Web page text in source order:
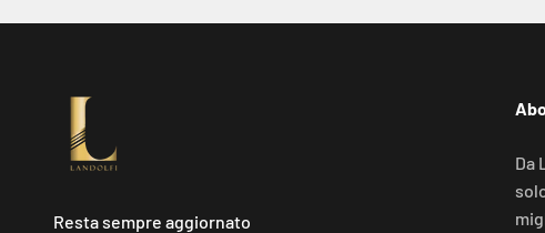
Resta sempre aggiornato
Da